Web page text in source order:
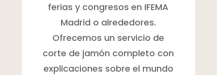
ferias y congresos en IFEMA
Madrid o alrededores.
Ofrecemos un servicio de
corte de jamón completo con
explicaciones sobre el mundo